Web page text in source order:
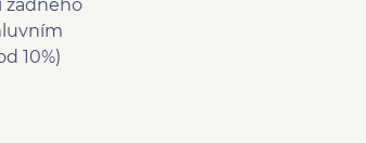
žádného
10%)